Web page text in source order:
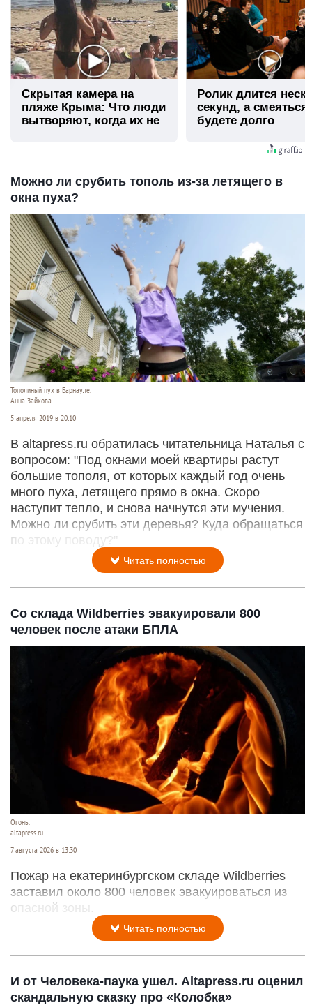
Скрытая камера на
пляже Крыма: Что люди
вытворяют, когда их не
Ролик длится
секунд, а
будете долго
Можно ли срубить тополь из-за летящего в
окна пуха?
Тополиный пух в Барнауле.
Анна Зайкова
5 апреля 2019 в 20:10
В altapress.ru обратилась читательница Наталья с
вопросом: "Под окнами моей квартиры растут
большие тополя, от которых каждый год очень
много пуха, летящего прямо в окна. Скоро
наступит тепло, и снова начнутся эти мучения.
Можно ли срубить эти деревья? Куда обращаться
по этому поводу?"
Читать полностью
Со склада Wildberries эвакуировали 800
человек после атаки БПЛА
Огонь.
altapress.ru
7 августа 2026 в 13:30
Пожар на екатеринбургском складе Wildberries
заставил около 800 человек эвакуироваться из
опасной зоны.
Читать полностью
И от Человека-паука ушел. Altapress.ru оценил
скандальную сказку про «Колобка»